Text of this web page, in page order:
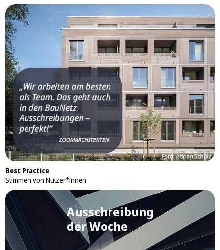
Best Practice
Stimmen von Nutzer*innen
Ausschreibung
der Woche